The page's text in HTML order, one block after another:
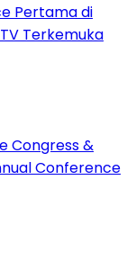
Pertama di
Terkemuka
Congress &
Conference